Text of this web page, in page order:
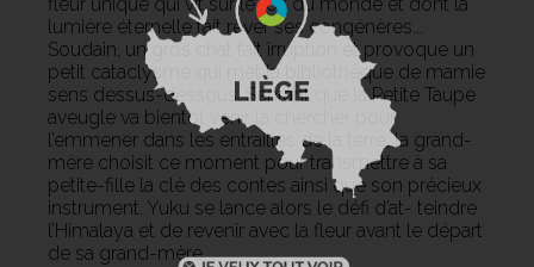
lumière éternelle fait rêver ses congénères...
Soudain, un gros chat fait irruption et provoque un
petit cataclysme qui met la bibliothèque de mamie
sens dessus-dessous. Sentant que la Petite Taupe
aveugle va bientôt venir la chercher pour
l’emmener dans les entrailles de la terre, la grand-
mère choisit ce moment pour transmettre à sa
petite-fille la clé des contes ainsi que son précieux
instrument. Yuku se lance alors le défi d’at- teindre
l’Himalaya et de revenir avec la fleur avant le départ
de sa grand-mère.